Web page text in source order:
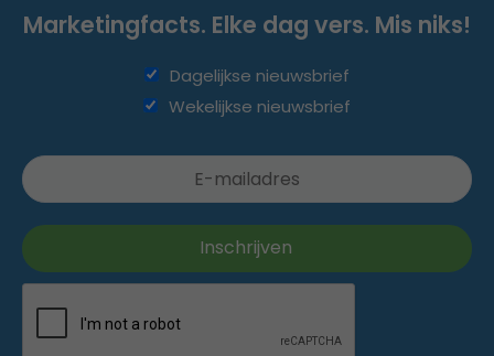
Marketingfacts. Elke dag vers. Mis niks!
Dagelijkse nieuwsbrief
Wekelijkse nieuwsbrief